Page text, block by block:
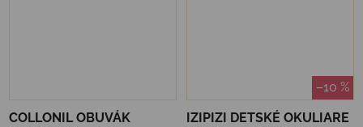
COLLONIL OBUVÁK
–10 %
IZIPIZI DETSKÉ OKULIARE